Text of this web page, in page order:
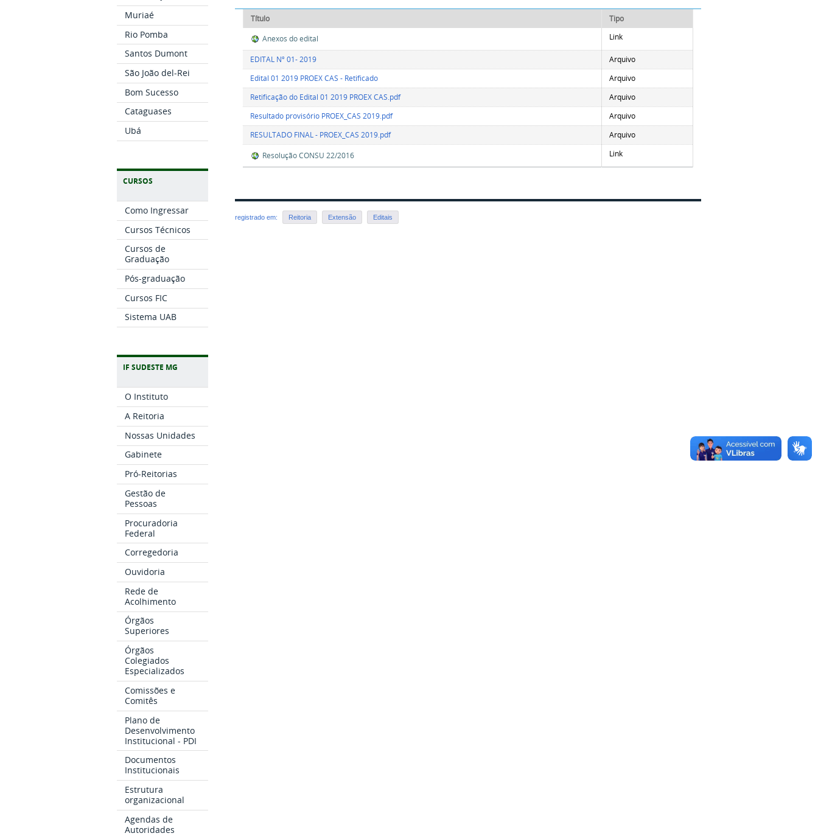
Muriaé
Rio Pomba
Santos Dumont
São João del-Rei
Bom Sucesso
Cataguases
Ubá
CURSOS
Como Ingressar
Cursos Técnicos
Cursos de
Graduação
Pós-graduação
Cursos FIC
Sistema UAB
IF SUDESTE MG
O Instituto
A Reitoria
Nossas Unidades
Gabinete
Pró-Reitorias
Gestão de
Pessoas
Procuradoria
Federal
Corregedoria
Ouvidoria
Rede de
Acolhimento
Órgãos
Superiores
Órgãos
Colegiados
Especializados
Comissões e
Comitês
Plano de
Desenvolvimento
Institucional - PDI
Documentos
Institucionais
Estrutura
organizacional
Agendas de
Autoridades
Título
Tipo
Anexos do edital
Link
EDITAL Nº 01- 2019
Arquivo
Edital 01 2019 PROEX CAS - Retificado
Arquivo
Retificação do Edital 01 2019 PROEX CAS.pdf
Arquivo
Resultado provisório PROEX_CAS 2019.pdf
Arquivo
RESULTADO FINAL - PROEX_CAS 2019.pdf
Arquivo
Resolução CONSU 22/2016
Link
registrado em: Reitoria Extensão Editais